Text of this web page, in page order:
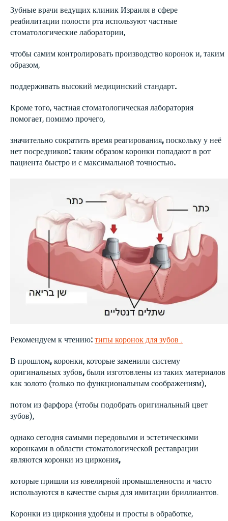
Зубные врачи ведущих клиник Израиля в сфере
реабилитации полости рта используют частные
стоматологические лаборатории,
чтобы самим контролировать производство коронок и, таким
образом,
поддерживать высокий медицинский стандарт.
Кроме того, частная стоматологическая лаборатория
помогает, помимо прочего,
значительно сократить время реагирования,поскольку у неё
нет посредников:таким образом коронки попадают в рот
пациента быстро и с максимальной точностью.
Рекомендуем к чтению:типы коронок для зубов .
В прошлом,коронки, которые заменили систему
оригинальных зубов,были изготовлены из таких материалов
как золото (только по функциональным соображениям),
потом из фарфора (чтобы подобрать оригинальный цвет
зубов),
однако сегодня самыми передовыми и эстетическими
коронками в области стоматологической реставрации
являются коронки из циркония,
которые пришли из ювелирной промышленности и часто
используются в качестве сырья для имитации бриллиантов.
Коронки из циркония удобны и просты в обработке,